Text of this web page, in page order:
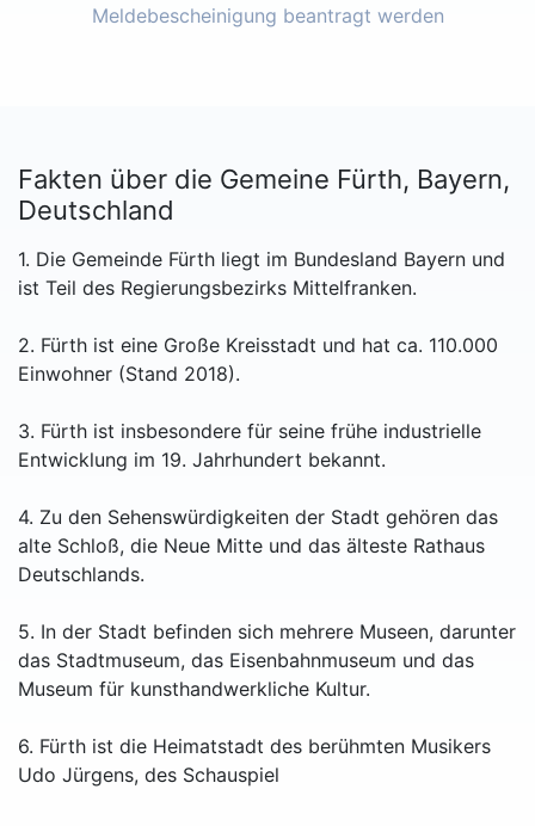
Meldebescheinigung beantragt werden
Fakten über die Gemeine Fürth, Bayern,
Deutschland
1. Die Gemeinde Fürth liegt im Bundesland Bayern und
ist Teil des Regierungsbezirks Mittelfranken.
2. Fürth ist eine Große Kreisstadt und hat ca. 110.000
Einwohner (Stand 2018).
3. Fürth ist insbesondere für seine frühe industrielle
Entwicklung im 19. Jahrhundert bekannt.
4. Zu den Sehenswürdigkeiten der Stadt gehören das
alte Schloß, die Neue Mitte und das älteste Rathaus
Deutschlands.
5. In der Stadt befinden sich mehrere Museen, darunter
das Stadtmuseum, das Eisenbahnmuseum und das
Museum für kunsthandwerkliche Kultur.
6. Fürth ist die Heimatstadt des berühmten Musikers
Udo Jürgens, des Schauspiel